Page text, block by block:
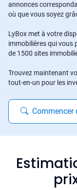
annonces
où que vous soyez
LyBox met à votre
immobilières qui vous
de 1500 sites
Trouvez maintenant
tout-en-un pour les
Commencer